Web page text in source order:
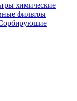
химические
фильтры